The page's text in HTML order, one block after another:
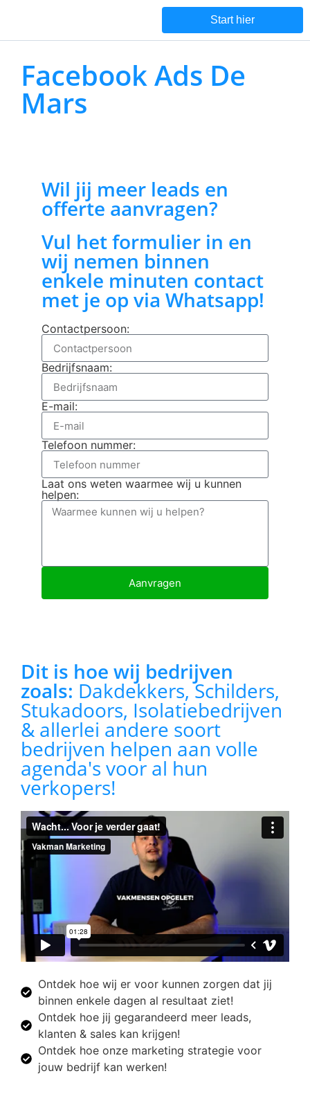
Start hier
Facebook Ads De
Mars
Dit is hoe wij bedrijven
zoals: Dakdekkers, Schilders,
Stukadoors, Isolatiebedrijven
& allerlei andere soort
bedrijven helpen aan volle
agenda's voor al hun
verkopers!
Ontdek hoe wij er voor kunnen zorgen dat jij
binnen enkele dagen al resultaat ziet!
Ontdek hoe jij gegarandeerd meer leads,
klanten & sales kan krijgen!
Ontdek hoe onze marketing strategie voor
jouw bedrijf kan werken!
Wil jij meer leads en
offerte aanvragen?
Vul het formulier in en
wij nemen binnen
enkele minuten contact
met je op via Whatsapp!
Contactpersoon:
Bedrijfsnaam:
E-mail:
Telefoon nummer:
Laat ons weten waarmee wij u kunnen
helpen:
Aanvragen